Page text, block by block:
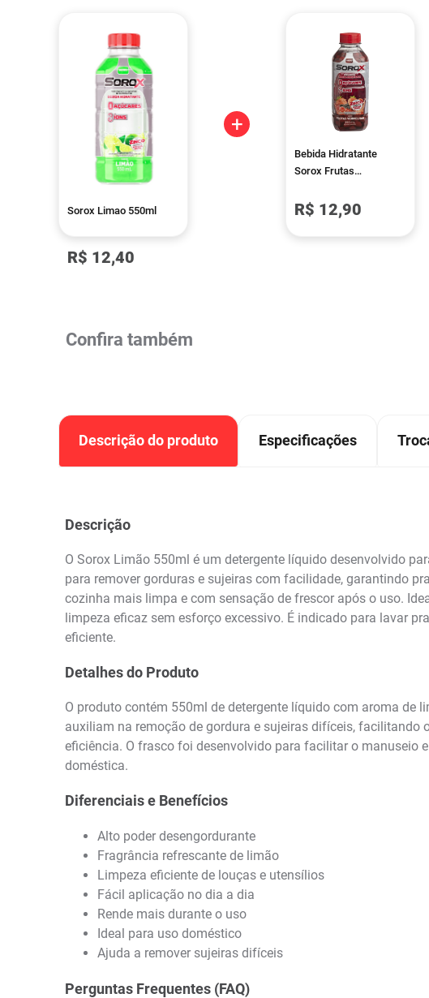
Sorox Limao 550ml
R$ 12,40
+
Bebida Hidratante
Sorox Frutas
550ml
R$ 12,90
Confira também
Descrição do produto Especificações
Descrição
O Sorox Limão 550ml é um detergente líquido desenvolvido
para remover gorduras e sujeiras com facilidade, garantindo
cozinha mais limpa e com sensação de frescor após o uso.
limpeza eficaz sem esforço excessivo. É indicado para lavar
eficiente.
Detalhes do Produto
O produto contém 550ml de detergente líquido com aroma
auxiliam na remoção de gordura e sujeiras difíceis,
eficiência. O frasco foi desenvolvido para facilitar o manuseio
doméstica.
Diferenciais e Benefícios
Alto poder desengordurante
Fragrância refrescante de limão
Limpeza eficiente de louças e utensílios
Fácil aplicação no dia a dia
Rende mais durante o uso
Ideal para uso doméstico
Ajuda a remover sujeiras difíceis
Perguntas Frequentes (FAQ)